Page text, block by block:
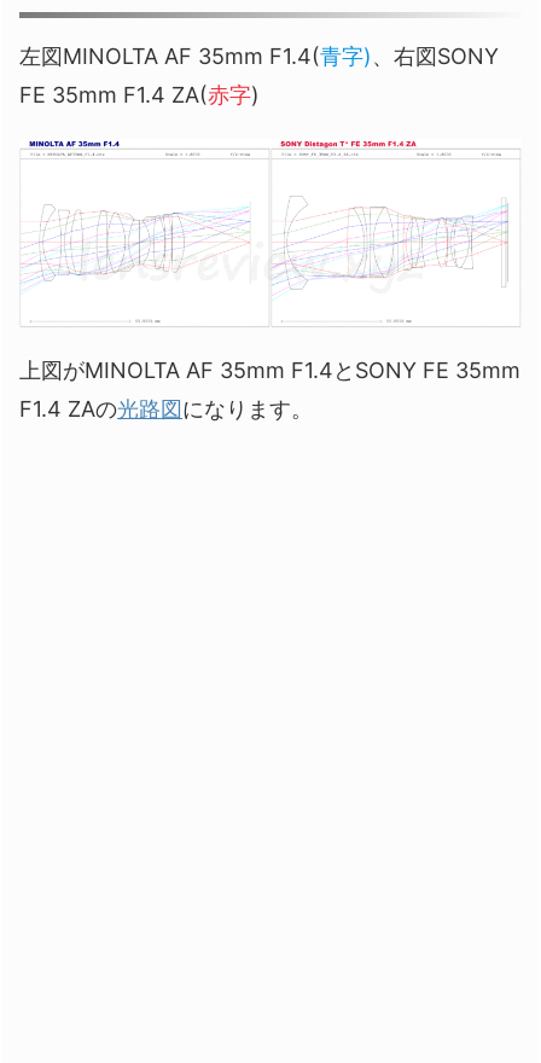
左図MINOLTA AF 35mm F1.4(青字)、右図SONY
FE 35mm F1.4 ZA(赤字)
上図がMINOLTA AF 35mm F1.4とSONY FE 35mm
F1.4 ZAの光路図になります。